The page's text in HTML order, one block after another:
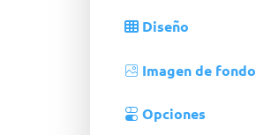
Diseño
Imagen de fondo
Opciones